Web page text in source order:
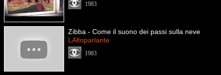
1983
Zibba - Come il suono dei passi sulla neve
LAltoparlante
1983